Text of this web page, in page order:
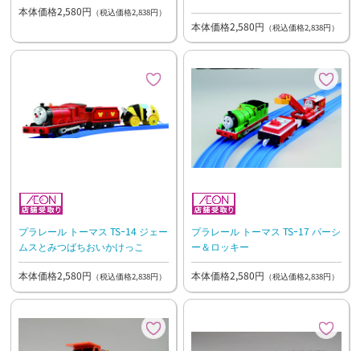
本体価格2,580円 （税込価格2,838円）
本体価格2,580円 （税込価格2,838円）
プラレール トーマス TSｰ14 ジェー
ムスとみつばちおいかけっこ
本体価格2,580円 （税込価格2,838円）
プラレール トーマス TSｰ17 パーシ
ー＆ロッキー
本体価格2,580円 （税込価格2,838円）